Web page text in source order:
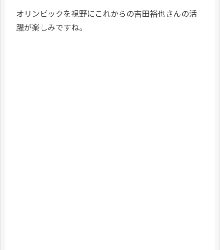
オリンピックを視野にこれからの吉田裕也さんの活
躍が楽しみですね。